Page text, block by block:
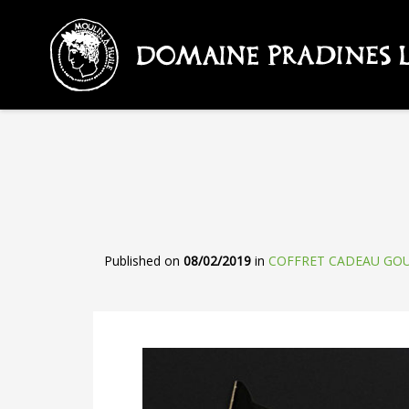
Published on 08/02/2019 in COFFRET CADEAU